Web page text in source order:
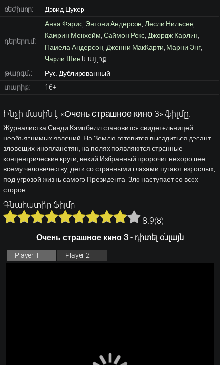
ռեժիսոր:
Дэвид Цукер
դերերում:
Анна Фэрис, Энтони Андерсон Лесли Нильсен
Камрин Менхейм Саймон Рекс, Джордж Карлин
Памела Андерсон Дженни МакКарти Марни Энг,
Чарли Шин և այլոք
թարգմ․:
Рус. Дублированный
տարիք:
16+
Ինչի մասին է «Очень страшное кино 3» ֆիլմը.
Журналистка Синди Кэмпбелл становится свидетельницей
необъяснимых явлений. На Землю готовится высадиться десант
зловещих инопланетян, на полях появляются странные
концентрические круги, некий Избранный пророчит нехорошее
всему человечеству, дети со странными глазами пугают взрослых,
под угрозой жизнь самого Президента. Зло наступает со всех
сторон.
Գնահատի՛ր ֆիլմը
8.9(8)
Очень страшное кино 3 - դիտել օնլայն
Player 1 Player 2